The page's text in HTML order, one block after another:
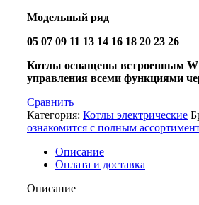
Модельный ряд
05 07 09 11 13 14 16 18 20 23 26
Котлы оснащены встроенным
управления всеми функциями
Сравнить
Категория: Котлы электрические
ознакомится с полным
Описание
Оплата и доставка
Описание